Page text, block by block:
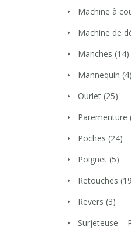
Machine à
Machine de
Manches (14)
Mannequin (4)
Ourlet (25)
Parementure
Poches (24)
Poignet (5)
Retouches
Revers (3)
Surjeteuse –